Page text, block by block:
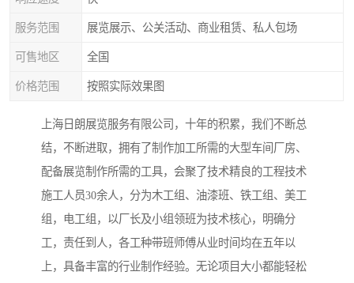
服务范围 展览展示、公关活动、商业租赁、私人包场
可售地区 全国
价格范围 按照实际效果图
上海日朗展览服务有限公司，十年的积累，我们不断总
结，不断进取，拥有了制作加工所需的大型车间厂房、
配备展览制作所需的工具，会聚了技术精良的工程技术
施工人员30余人，分为木工组、油漆班、铁工组、美工
组，电工组，以厂长及小组领班为技术核心，明确分
工，责任到人，各工种带班师傅从业时间均在五年以
上，具备丰富的行业制作经验。无论项目大小都能轻松